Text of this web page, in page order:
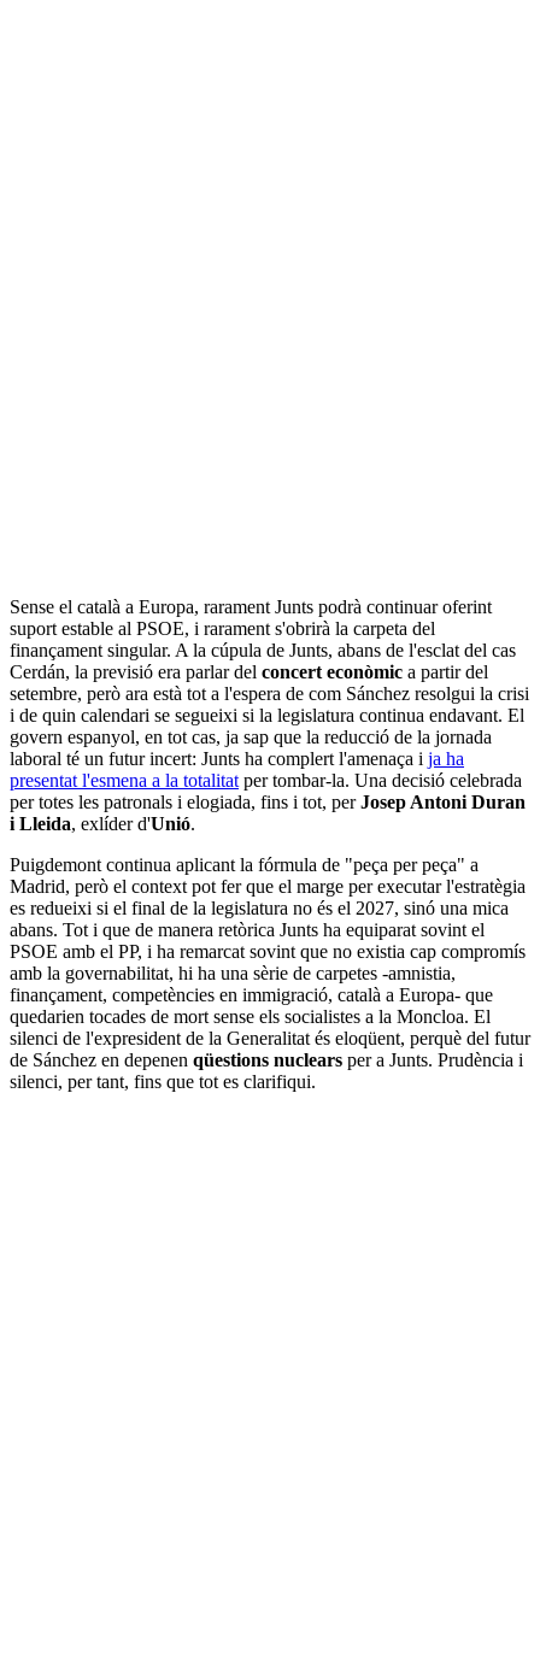
Sense el català a Europa, rarament Junts podrà continuar oferint
suport estable al PSOE, i rarament s'obrirà la carpeta del
finançament singular. A la cúpula de Junts, abans de l'esclat del cas
Cerdán, la previsió era parlar del concert econòmic a partir del
setembre, però ara està tot a l'espera de com Sánchez resolgui la crisi
i de quin calendari se segueixi si la legislatura continua endavant. El
govern espanyol, en tot cas, ja sap que la reducció de la jornada
laboral té un futur incert: Junts ha complert l'amenaça i ja ha
presentat l'esmena a la totalitatper tombar-la. Una decisió celebrada
per totes les patronals i elogiada, fins i tot, perJosep Antoni Duran
i Lleida, exlíder d'Unió.
Puigdemont continua aplicant la fórmula de "peça per peça" a
Madrid, però el context pot fer que el marge per executar l'estratègia
es redueixi si el final de la legislatura no és el 2027, sinó una mica
abans. Tot i que de manera retòrica Junts ha equiparat sovint el
PSOE amb el PP, i ha remarcat sovint que no existia cap compromís
amb la governabilitat, hi ha una sèrie de carpetes -amnistia,
finançament, competències en immigració, català a Europa- que
quedarien tocades de mort sense els socialistes a la Moncloa. El
silenci de l'expresident de la Generalitat és eloqüent, perquè del futur
de Sánchez en depenen qüestions nuclears per a Junts. Prudència i
silenci, per tant, fins que tot es clarifiqui.